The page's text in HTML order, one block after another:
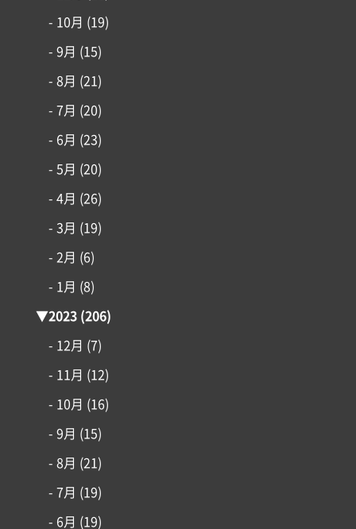
- 10月 (19)
- 9月 (15)
- 8月 (21)
- 7月 (20)
- 6月 (23)
- 5月 (20)
- 4月 (26)
- 3月 (19)
- 2月 (6)
- 1月 (8)
▼2023(206)
- 12月 (7)
- 11月 (12)
- 10月 (16)
- 9月 (15)
- 8月 (21)
- 7月 (19)
- 6月 (19)